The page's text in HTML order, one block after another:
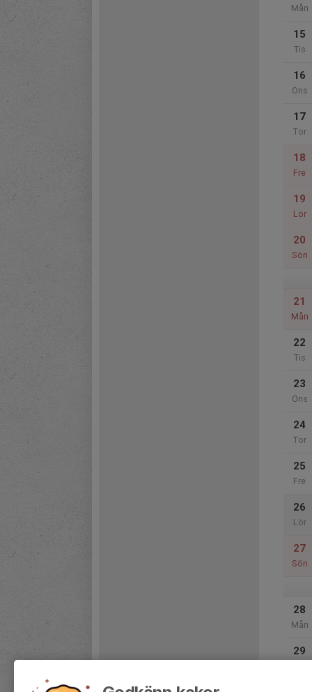
Mån
15
Tis
16
Ons
17
Tor
18
Fre
19
Lör
20
Sön
21
Mån
22
Tis
23
Ons
24
Tor
25
Fre
26
Lör
27
Sön
28
Mån
29